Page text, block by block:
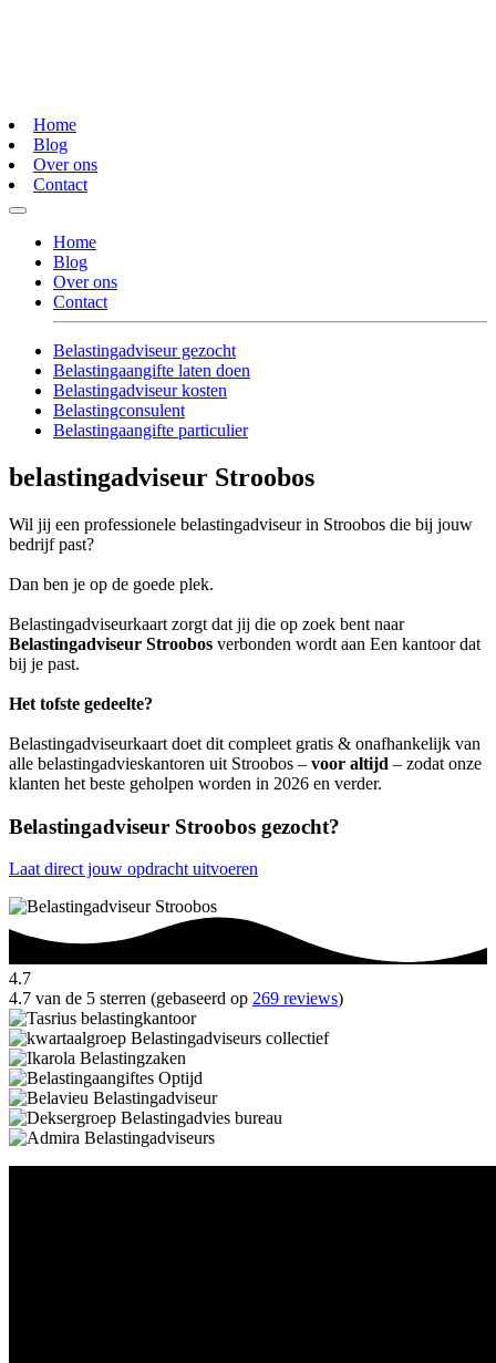
Home
Blog
Over ons
Contact
Home
Blog
Over ons
Contact
Belastingadviseur gezocht
Belastingaangifte laten doen
Belastingadviseur kosten
Belastingconsulent
Belastingaangifte particulier
belastingadviseur Stroobos
Wil jij een professionele belastingadviseur in Stroobos die bij jouw
bedrijf past?
Dan ben je op de goede plek.
Belastingadviseurkaart zorgt dat jij die op zoek bent naar
Belastingadviseur Stroobos verbonden wordt aan Een kantoor dat
bij je past.
Het tofste gedeelte?
Belastingadviseurkaart doet dit compleet gratis & onafhankelijk van
alle belastingadvieskantoren uit Stroobos – voor altijd – zodat onze
klanten het beste geholpen worden in 2026 en verder.
Belastingadviseur Stroobos gezocht?
Laat direct jouw opdracht uitvoeren
4.7
4.7 van de 5 sterren (gebaseerd op 269 reviews)